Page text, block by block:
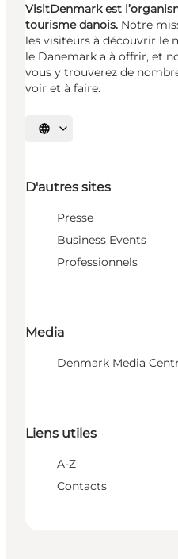
VisitDenmark est
tourisme danois. Notre
les visiteurs à découvrir le
le Danemark a à offrir, et
vous y trouverez de
voir et à faire.
Choisissez la langue
D'autres sites
Presse
Business Events
Professionnels
Media
Denmark Media
Liens utiles
A-Z
Contacts